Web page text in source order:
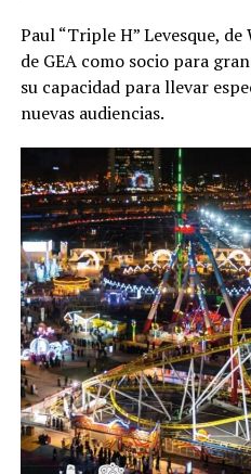
Paul “Triple H” Levesque,
de GEA como socio para
su capacidad para llevar
nuevas audiencias.